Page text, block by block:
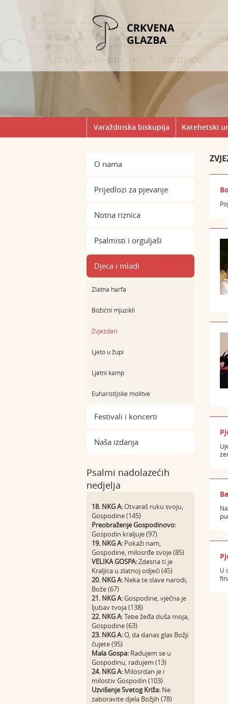
Varaždinska biskupija Katehetski
O nama
Prijedlozi za pjevanje
Notna riznica
Psalmisti i orguljaši
Djeca i mladi
Zlatna harfa
Božićni mjuzikli
Zvjezdari
Ljeto u župi
Ljetni kamp
Euharistijske molitve
Festivali i koncerti
Naša izdanja
Psalmi nadolazećih
nedjelja
18. NKG A:Otvaraš ruku svoju,
Gospodine (145)
Preobraženje Gospodinovo:
Gospodin kraljuje (97)
19. NKG A: Pokaži nam,
Gospodine, milosrđe svoje (85)
VELIKA GOSPA:Zdesna ti je
Kraljica u zlatnoj odjeći (45)
20. NKG A: Neka te slave narodi,
Bože (67)
21. NKG A:Gospodine, vječna je
ljubav tvoja (138)
22. NKG A:Tebe žeđa duša moja,
Gospodine (63)
23. NKG A:O, da danas glas Božji
čujete (95)
Mala Gospa: Radujem se u
Gospodinu, radujem (13)
24. NKG A: Milosrdan je i
milostiv Gospodin (103)
Uzvišenje Svetog Križa: Ne
zaboravite djela Božjih (78)
U